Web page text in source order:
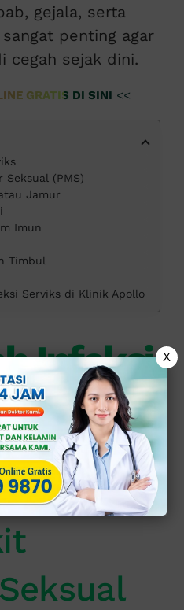
gejala, serta
penting agar
cegah sejak dini.
GRATIS DI SINI <<
Seksual (PMS)
Jamur
Imun
Timbul
Serviks di Klinik Apollo
Infeksi
yang dapat
antara lain:
X